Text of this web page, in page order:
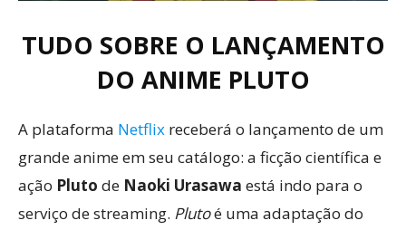
TUDO SOBRE O LANÇAMENTO
DO ANIME PLUTO
A plataforma Netflix receberá o lançamento de um
grande anime em seu catálogo: a ficção científica e
ação Pluto de Naoki Urasawa está indo para o
serviço de streaming. Plutoé uma adaptação do